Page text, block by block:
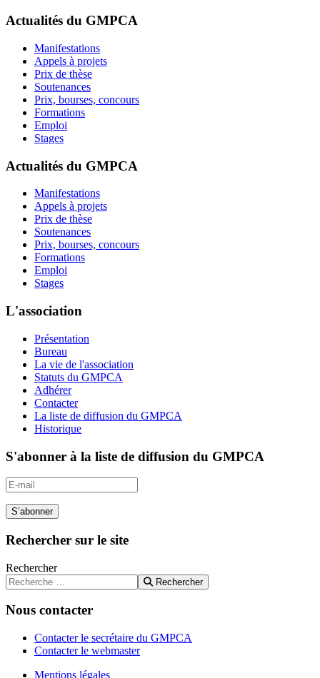
Actualités du GMPCA
Manifestations
Appels à projets
Prix de thèse
Soutenances
Prix, bourses, concours
Formations
Emploi
Stages
Actualités du GMPCA
Manifestations
Appels à projets
Prix de thèse
Soutenances
Prix, bourses, concours
Formations
Emploi
Stages
L'association
Présentation
Bureau
La vie de l'association
Statuts du GMPCA
Adhérer
Contacter
La liste de diffusion du GMPCA
Historique
S'abonner à la liste de diffusion du GMPCA
S’abonner
Rechercher sur le site
Rechercher
Rechercher
Nous contacter
Contacter le secrétaire du GMPCA
Contacter le webmaster
Mentions légales